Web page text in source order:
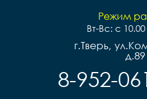
Режим
Вт-Вс: с
г.Тверь,
д.89
8-952-